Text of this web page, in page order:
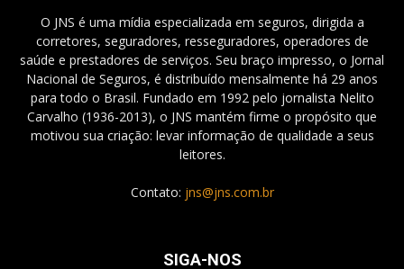
O JNS é uma mídia especializada em seguros, dirigida a
corretores, seguradores, resseguradores, operadores de
saúde e prestadores de serviços. Seu braço impresso, o Jornal
Nacional de Seguros, é distribuído mensalmente há 29 anos
para todo o Brasil. Fundado em 1992 pelo jornalista Nelito
Carvalho (1936-2013), o JNS mantém firme o propósito que
motivou sua criação: levar informação de qualidade a seus
leitores.
Contato: jns@jns.com.br
SIGA-NOS